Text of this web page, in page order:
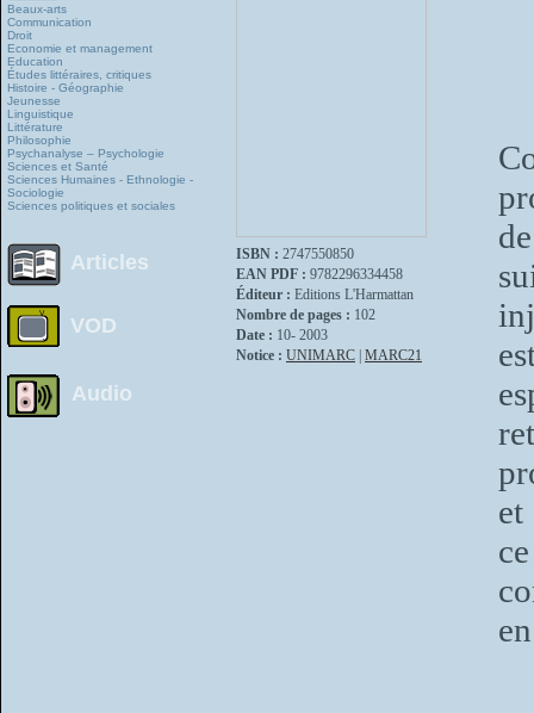
Beaux-arts
Communication
Droit
Economie et management
Education
Études littéraires, critiques
Histoire - Géographie
Jeunesse
Linguistique
Littérature
Philosophie
Psychanalyse – Psychologie
Sciences et Santé
Sciences Humaines - Ethnologie -
Sociologie
Sciences politiques et sociales
Articles
VOD
Audio
ISBN : 2747550850
EAN PDF : 9782296334458
Éditeur : Editions L'Harmattan
Nombre de pages : 102
Date : 10- 2003
Notice : UNIMARC MARC21
et